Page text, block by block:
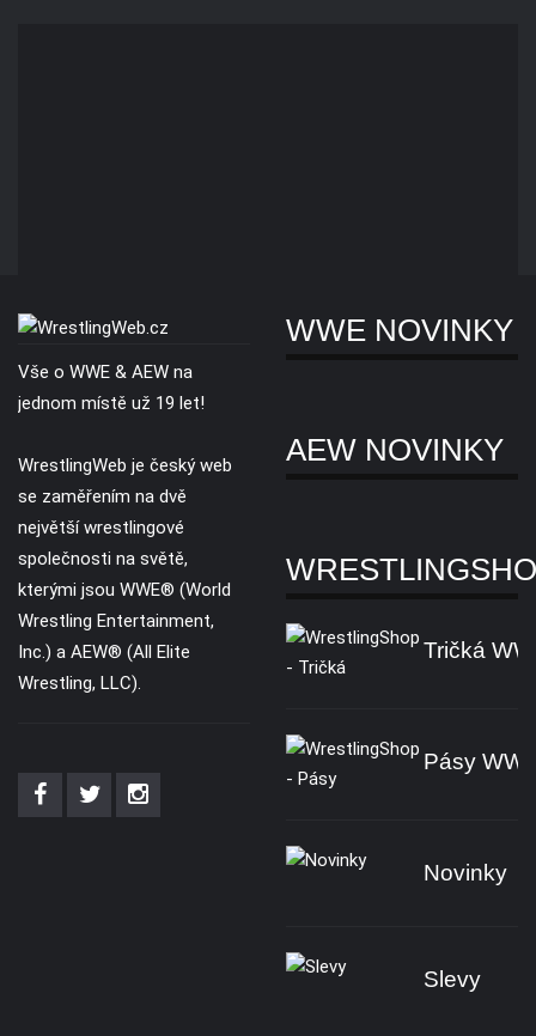
Vše o WWE & AEW na
jednom místě už 19 let!
WrestlingWeb je český web
se zaměřením na dvě
největší wrestlingové
společnosti na světě,
kterými jsou WWE® (World
Wrestling Entertainment,
Inc.) a AEW® (All Elite
Wrestling, LLC).
WWE NOVINKY
AEW NOVINKY
Tričká
Pásy
Novinky
Slevy